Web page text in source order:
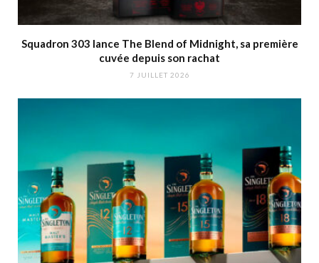
Squadron 303 lance The Blend of Midnight, sa première
cuvée depuis son rachat
7 JUILLET 2026